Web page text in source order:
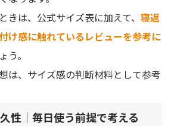
きは、公式サイズ表に加えて、 寝返
け感に触れているレビューを参考に
う。
は、サイズ感の判断材料として参考
性｜毎日使う前提で考える